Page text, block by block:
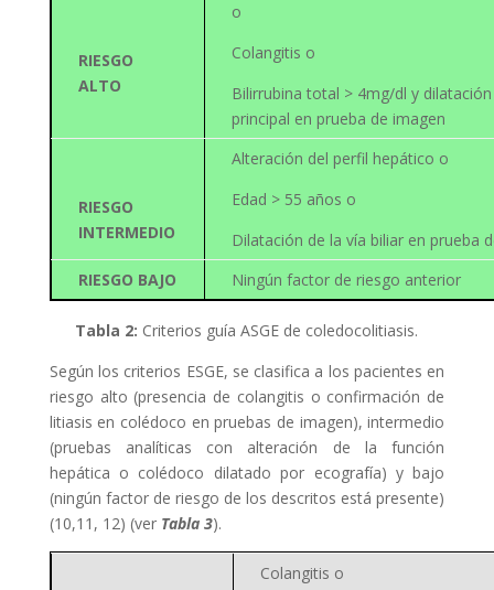
RIESGO
ALTO
o
Colangitis o
Bilirrubina total > 4mg/dl y
principal en prueba de imagen
RIESGO
INTERMEDIO
Alteración del perfil hepático o
Edad > 55 años o
Dilatación de la vía biliar en prueba
RIESGO BAJO
Ningún factor de riesgo anterior
Tabla 2: Criterios guía ASGE de coledocolitiasis.
Según los criterios ESGE, se clasifica a los pacientes en
riesgo alto (presencia de colangitis o confirmación de
litiasis en colédoco en pruebas de imagen), intermedio
(pruebas analíticas con alteración de la función
hepática o colédoco dilatado por ecografía) y bajo
(ningún factor de riesgo de los descritos está presente)
(10,11, 12) (ver Tabla 3).
Colangitis o